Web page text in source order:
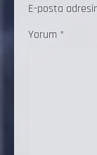
E-posta
Yorum *